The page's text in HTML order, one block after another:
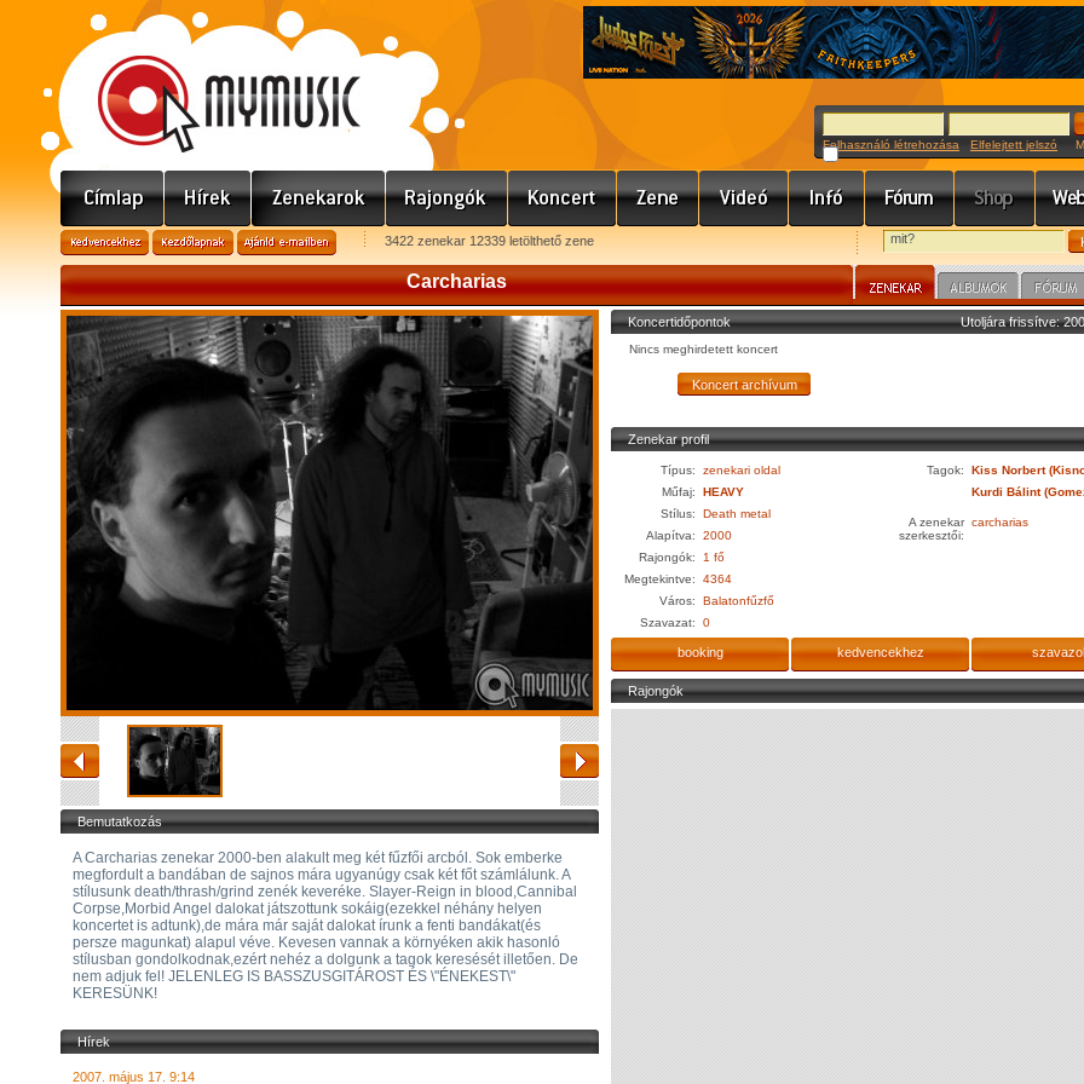
Felhasználó létrehozása Elfelejtett jelszó
3422 zenekar 12339 letölthető zene
Carcharias
Bemutatkozás
A Carcharias zenekar 2000-ben alakult meg két fűzfői arcból. Sok emberke
megfordult a bandában de sajnos mára ugyanúgy csak két főt számlálunk. A
stílusunk death/thrash/grind zenék keveréke. Slayer-Reign in blood,Cannibal
Corpse,Morbid Angel dalokat játszottunk sokáig(ezekkel néhány helyen
koncertet is adtunk),de mára már saját dalokat írunk a fenti bandákat(és
persze magunkat) alapul véve. Kevesen vannak a környéken akik hasonló
stílusban gondolkodnak,ezért nehéz a dolgunk a tagok keresését illetően. De
nem adjuk fel! JELENLEG IS BASSZUSGITÁROST ÉS \"ÉNEKEST\"
KERESÜNK!
Hírek
2007. május 17. 9:14
Utoljára frissítve:
Koncertidőpontok
Nincs meghirdetett koncert
Zenekar profil
Típus:
zenekari oldal
Műfaj:
HEAVY
Stílus:
Death metal
Alapítva:
2000
Rajongók:
1 fő
Megtekintve:
4364
Város:
Balatonfűzfő
Szavazat:
0
Tagok:
Kiss Norbert
Kurdi Bálint
A zenekar
szerkesztői:
carcharias
booking kedvencekhez
Rajongók